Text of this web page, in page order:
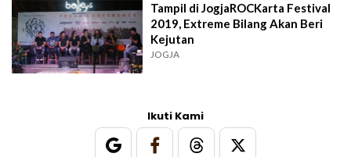
Tampil di JogjaROCKarta Festival
2019, Extreme Bilang Akan Beri
Kejutan
JOGJA
Ikuti Kami